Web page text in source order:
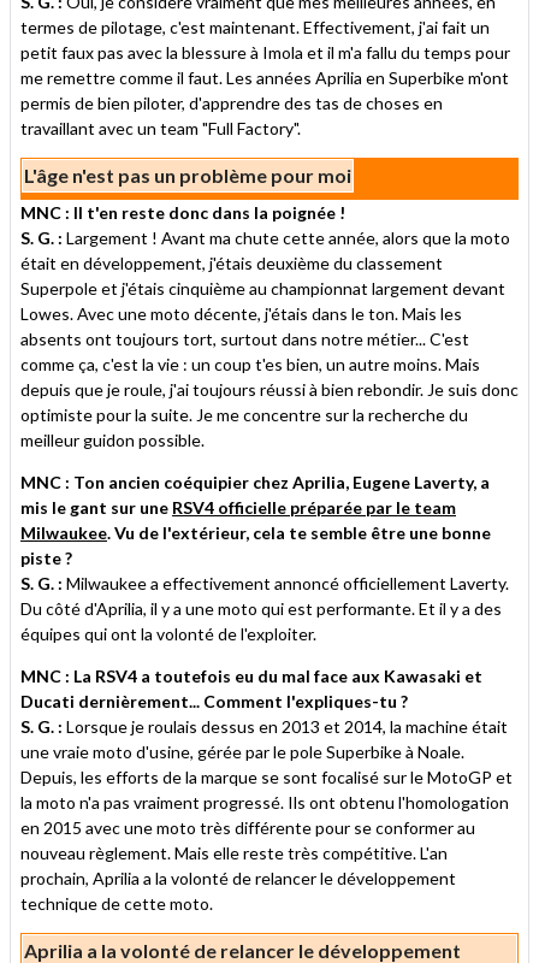
termes de pilotage, c'est maintenant. Effectivement, j'ai fait un
petit faux pas avec la blessure à Imola et il m'a fallu du temps pour
me remettre comme il faut. Les années Aprilia en Superbike m'ont
permis de bien piloter, d'apprendre des tas de choses en
travaillant avec un team "Full Factory".
L'âge n'est pas un problème pour moi
MNC : Il t'en reste donc dans la poignée !
S. G. : Largement ! Avant ma chute cette année, alors que la moto
était en développement, j'étais deuxième du classement
Superpole et j'étais cinquième au championnat largement devant
Lowes. Avec une moto décente, j'étais dans le ton. Mais les
absents ont toujours tort, surtout dans notre métier... C'est
comme ça, c'est la vie : un coup t'es bien, un autre moins. Mais
depuis que je roule, j'ai toujours réussi à bien rebondir. Je suis donc
optimiste pour la suite. Je me concentre sur la recherche du
meilleur guidon possible.
MNC : Ton ancien coéquipier chez Aprilia, Eugene Laverty, a
mis le gant sur une RSV4 officielle préparée par le team
Milwaukee. Vu de l'extérieur, cela te semble être une bonne
piste ?
S. G. : Milwaukee a effectivement annoncé officiellement Laverty.
Du côté d'Aprilia, il y a une moto qui est performante. Et il y a des
équipes qui ont la volonté de l'exploiter.
MNC : La RSV4 a toutefois eu du mal face aux Kawasaki et
Ducati dernièrement... Comment l'expliques-tu ?
S. G. : Lorsque je roulais dessus en 2013 et 2014, la machine était
une vraie moto d'usine, gérée par le pole Superbike à Noale.
Depuis, les efforts de la marque se sont focalisé sur le MotoGP et
la moto n'a pas vraiment progressé. Ils ont obtenu l'homologation
en 2015 avec une moto très différente pour se conformer au
nouveau règlement. Mais elle reste très compétitive. L'an
prochain, Aprilia a la volonté de relancer le développement
technique de cette moto.
Aprilia a la volonté de relancer le développement